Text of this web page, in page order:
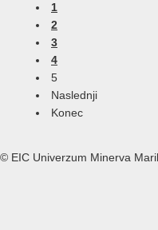
1
2
3
4
5
Naslednji
Konec
© EIC Univerzum Minerva